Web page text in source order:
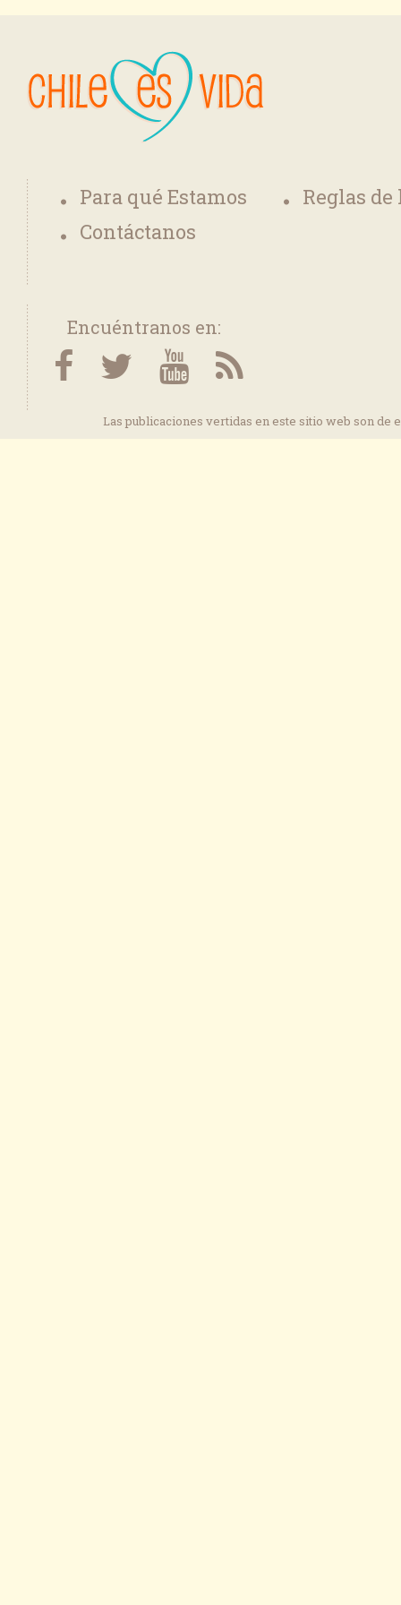
Para qué Estamos
Reglas
Contáctanos
Encuéntranos en:
Las publicaciones vertidas en este sitio web son de